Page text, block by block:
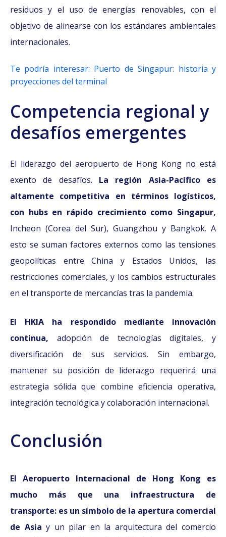
residuos y el uso de energías renovables, con el
objetivo de alinearse con los estándares ambientales
internacionales.
Te podría interesar: Puerto de Singapur: historia y
proyecciones del terminal
Competencia regional y
desafíos emergentes
El liderazgo del aeropuerto de Hong Kong no está
exento de desafíos. La región Asia-Pacífico es
altamente competitiva en términos logísticos,
con hubs en rápido crecimiento como Singapur,
Incheon (Corea del Sur), Guangzhou y Bangkok. A
esto se suman factores externos como las tensiones
geopolíticas entre China y Estados Unidos, las
restricciones comerciales, y los cambios estructurales
en el transporte de mercancías tras la pandemia.
El HKIA ha respondido mediante innovación
continua, adopción de tecnologías digitales, y
diversificación de sus servicios. Sin embargo,
mantener su posición de liderazgo requerirá una
estrategia sólida que combine eficiencia operativa,
integración tecnológica y colaboración internacional.
Conclusión
El Aeropuerto Internacional de Hong Kong es
mucho más que una infraestructura de
transporte: es un símbolo de la apertura comercial
de Asia y un pilar en la arquitectura del comercio